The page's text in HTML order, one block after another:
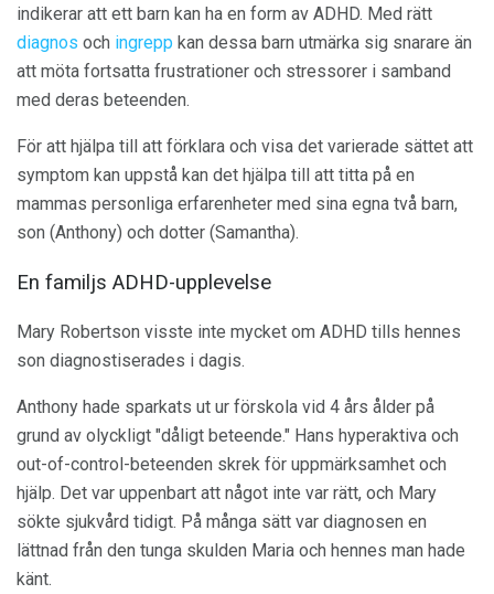
indikerar att ett barn kan ha en form av ADHD. Med rätt
diagnos och ingrepp kan dessa barn utmärka sig snarare än
att möta fortsatta frustrationer och stressorer i samband
med deras beteenden.
För att hjälpa till att förklara och visa det varierade sättet att
symptom kan uppstå kan det hjälpa till att titta på en
mammas personliga erfarenheter med sina egna två barn,
son (Anthony) och dotter (Samantha).
En familjs ADHD-upplevelse
Mary Robertson visste inte mycket om ADHD tills hennes
son diagnostiserades i dagis.
Anthony hade sparkats ut ur förskola vid 4 års ålder på
grund av olyckligt "dåligt beteende." Hans hyperaktiva och
out-of-control-beteenden skrek för uppmärksamhet och
hjälp. Det var uppenbart att något inte var rätt, och Mary
sökte sjukvård tidigt. På många sätt var diagnosen en
lättnad från den tunga skulden Maria och hennes man hade
känt.